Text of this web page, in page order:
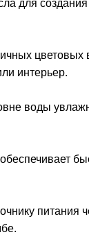
для
интерьер.
воды
питания